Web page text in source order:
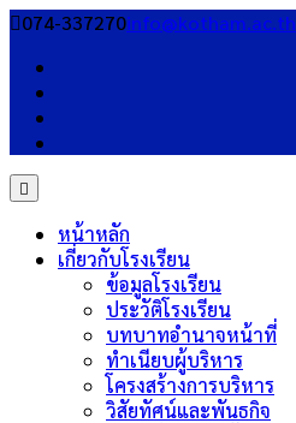
Skip
content
074-337270info@kotham.ac.th
หน้าหลัก
เกี่ยวกับโรงเรียน
ข้อมูลโรงเรียน
ประวัติโรงเรียน
บทบาทอำนาจหน้าที่
ทำเนียบผู้บริหาร
โครงสร้างการบริหาร
วิสัยทัศน์และพันธกิจ